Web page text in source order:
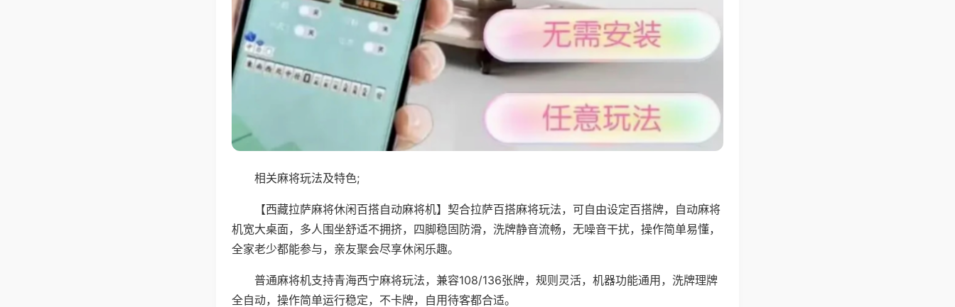
相关麻将玩法及特色;
【西藏拉萨麻将休闲百搭自动麻将机】契合拉萨百搭麻将玩法，可自由设定百搭牌，自动麻将
机宽大桌面，多人围坐舒适不拥挤，四脚稳固防滑，洗牌静音流畅，无噪音干扰，操作简单易懂，
全家老少都能参与，亲友聚会尽享休闲乐趣。
普通麻将机支持青海西宁麻将玩法，兼容108/136张牌，规则灵活，机器功能通用，洗牌理牌
全自动，操作简单运行稳定，不卡牌，自用待客都合适。